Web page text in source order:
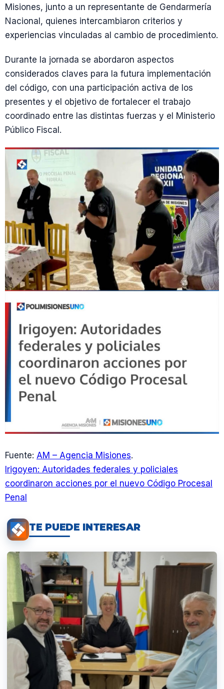
Misiones, junto a un representante de Gendarmería
Nacional, quienes intercambiaron criterios y
experiencias vinculadas al cambio de procedimiento.
Durante la jornada se abordaron aspectos
considerados claves para la futura implementación
del código, con una participación activa de los
presentes y el objetivo de fortalecer el trabajo
coordinado entre las distintas fuerzas y el Ministerio
Público Fiscal.
Fuente: AM – Agencia Misiones.
Irigoyen: Autoridades federales y policiales
coordinaron acciones por el nuevo Código Procesal
Penal
TE PUEDE INTERESAR